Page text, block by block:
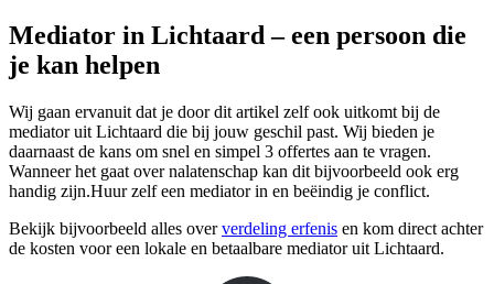
Mediator in Lichtaard – een persoon die
je kan helpen
Wij gaan ervanuit dat je door dit artikel zelf ook uitkomt bij de
mediator uit Lichtaard die bij jouw geschil past. Wij bieden je
daarnaast de kans om snel en simpel 3 offertes aan te vragen.
Wanneer het gaat over nalatenschap kan dit bijvoorbeeld ook erg
handig zijn.Huur zelf een mediator in en beëindig je conflict.
Bekijk bijvoorbeeld alles oververdeling erfenis en kom direct achter
de kosten voor een lokale en betaalbare mediator uit Lichtaard.